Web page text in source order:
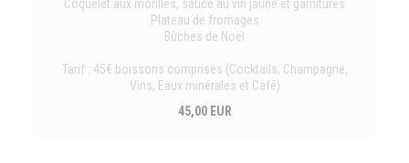
Coquelet aux morilles, sauce au vin jaune et garnitures
Plateau de fromages
Bûches de Noël
Tarif : 45€ boissons comprises (Cocktails, Champagne,
Vins, Eaux minérales et Café)
45,00 EUR